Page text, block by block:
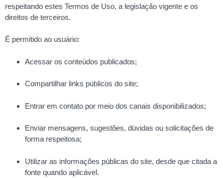
respeitando estes Termos de Uso, a legislação vigente e os
direitos de terceiros.
É permitido ao usuário:
Acessar os conteúdos publicados;
Compartilhar links públicos do site;
Entrar em contato por meio dos canais disponibilizados;
Enviar mensagens, sugestões, dúvidas ou solicitações de
forma respeitosa;
Utilizar as informações públicas do site, desde que citada a
fonte quando aplicável.